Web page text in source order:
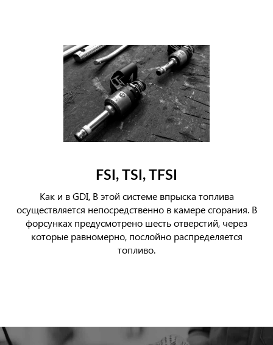
FSI, TSI, TFSI
Как и в GDI, В этой системе впрыска топлива
осуществляется непосредственно в камере сгорания. В
форсунках предусмотрено шесть отверстий, через
которые равномерно, послойно распределяется
топливо.